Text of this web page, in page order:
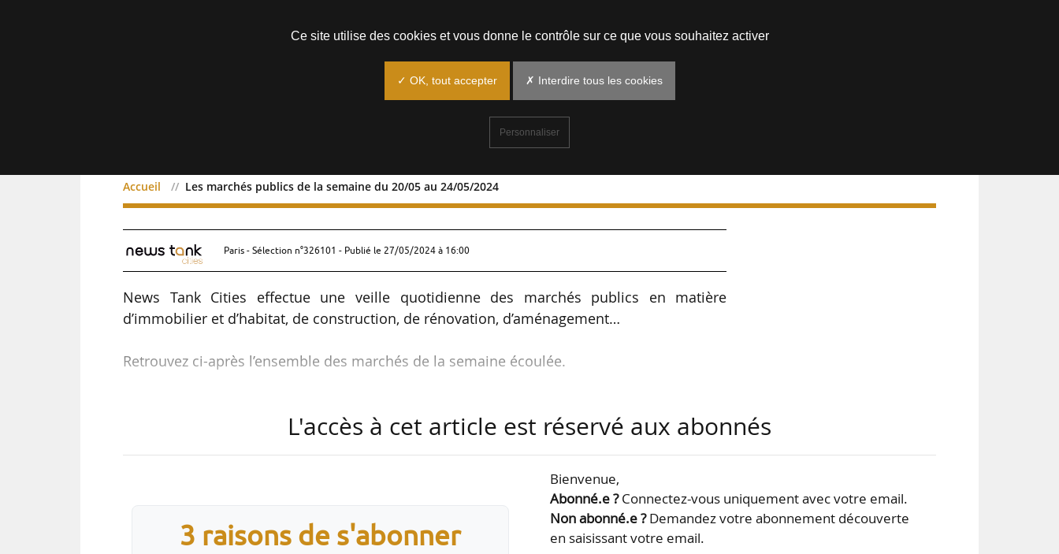
Accueil Les marchés publics de la semaine du 20/05 au 24/05/2024
Les marchés publics de la semaine du 20/05 au 24/05/2024
Paris - Sélection n°326101 - Publié le 27/05/2024 à 16:00
News Tank Cities effectue une veille quotidienne des marchés publics en matière
d’immobilier et d’habitat, de construction, de rénovation, d’aménagement…
Retrouvez ci-après l’ensemble des marchés de la semaine écoulée.
La sélection de la semaine
Marchés publics : 14 avis portant sur l’immobilier et l’aménagement le
News Tank recense 14 avis de marchés dans son bilan quotidien des marchés publics…
L'accès à cet article est réservé aux abonnés
3 raisons de s'abonner
Bienvenue,
Abonné.e ?Connectez-vous uniquement avec votre email.
Non abonné.e ?Demandez votre abonnement découverte
en saisissant votre email.
Ce site utilise des cookies et vous donne le contrôle sur ce que vous souhaitez activer
✓ OK, tout accepter ✗ Interdire tous les cookies
Personnaliser